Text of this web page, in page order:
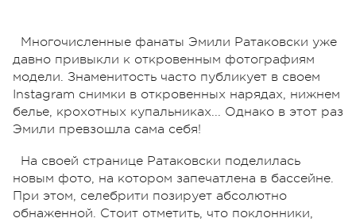
Многочисленные фанаты Эмили Ратаковски уже
давно привыкли к откровенным фотографиям
модели. Знаменитость часто публикует в своем
Instagram снимки в откровенных нарядах, нижнем
белье, крохотных купальниках... Однако в этот раз
Эмили превзошла сама себя!
На своей странице Ратаковски поделилась
новым фото, на котором запечатлена в бассейне.
При этом, селебрити позирует абсолютно
обнаженной. Стоит отметить, что поклонники,